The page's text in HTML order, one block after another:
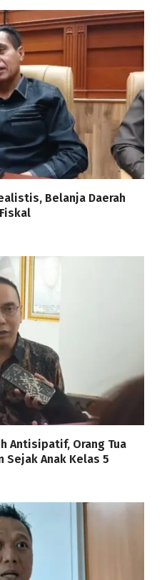
Belanja Daerah
Antisipatif, Orang Tua
Sejak Anak Kelas 5